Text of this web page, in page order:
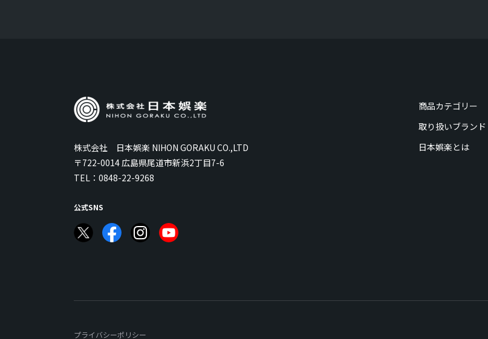
株式会社 日本娯楽 NIHON GORAKU CO.,LTD
〒722-0014 広島県尾道市新浜2丁目7-6
TEL： 0848-22-9268
公式SNS
商品カテゴリー
取り扱いブランド
日本娯楽とは
プライバシーポリシー